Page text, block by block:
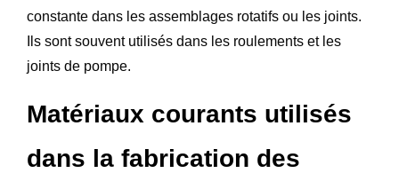
constante dans les assemblages rotatifs ou les joints.
Ils sont souvent utilisés dans les roulements et les
joints de pompe.
Matériaux courants utilisés
dans la fabrication des